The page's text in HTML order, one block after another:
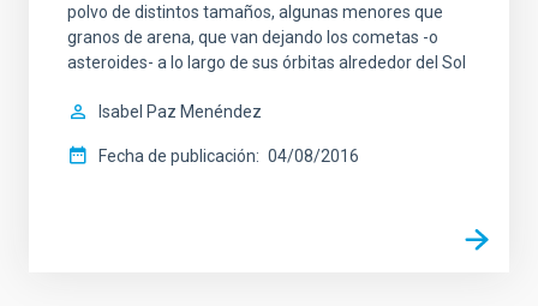
polvo de distintos tamaños, algunas menores que
granos de arena, que van dejando los cometas -o
asteroides- a lo largo de sus órbitas alrededor del Sol
Isabel Paz Menéndez
Fecha de publicación 04/08/2016